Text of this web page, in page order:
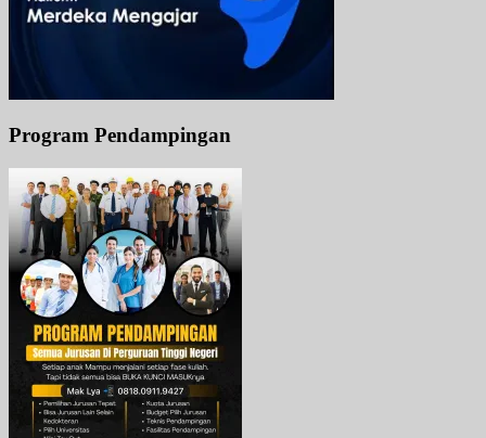
Program Pendampingan